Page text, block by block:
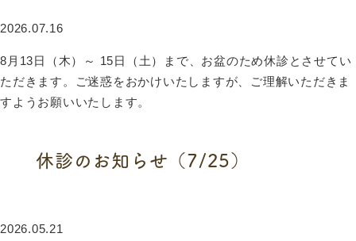
2026.07.16
8月13日（木）～ 15日（土）まで、お盆のため休診とさせてい
ただきます。ご迷惑をおかけいたしますが、ご理解いただきま
すようお願いいたします。
休診のお知らせ（7/25）
2026.05.21